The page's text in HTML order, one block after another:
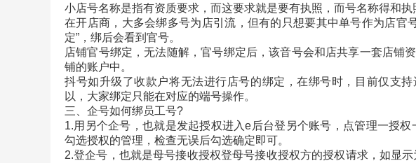
小店号名称是指有资质要求，而这要求就是要有执照，而号名称得和执
在开店商，大多会绑多号为店引流，但有的只想要其中单号作为店官
定”，绑后会看到官号。
店铺官号绑定，无法随解，官号绑定后，该音号会和店共享一套店铺
铺的账户中。
抖号如升级了收款户将无法进行店号的绑定，在绑号时，目前仅支
以，大家绑定只能在对应的端号操作。
三、企号如何绑员工号?
1.用另个企号，也就是发起授权进入e后台登另个账号，点管理一授权
勾选授权的管理，检查无误后勾选确定即可。
2.登企号，也就是母号接收授权登母号接收授权方的授权请求，如显